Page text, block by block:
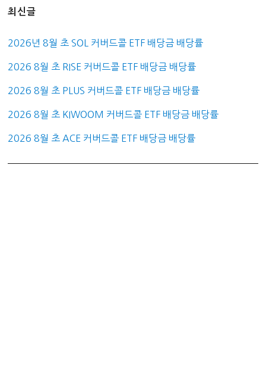
최신글
2026년 8월 초 SOL 커버드콜 ETF 배당금 배당률
2026 8월 초 RISE 커버드콜 ETF 배당금 배당률
2026 8월 초 PLUS 커버드콜 ETF 배당금 배당률
2026 8월 초 KIWOOM 커버드콜 ETF 배당금 배당률
2026 8월 초 ACE 커버드콜 ETF 배당금 배당률